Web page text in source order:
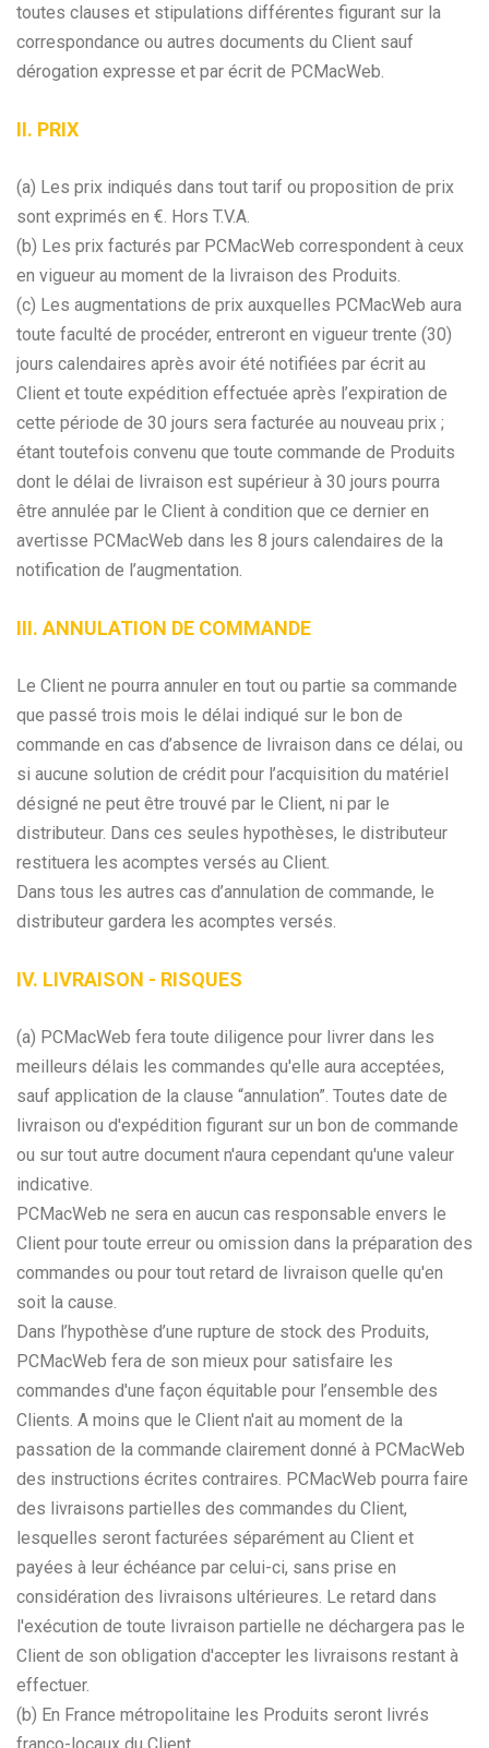
toutes clauses et stipulations différentes figurant sur la
correspondance ou autres documents du Client sauf
dérogation expresse et par écrit de PCMacWeb.
II. PRIX
(a) Les prix indiqués dans tout tarif ou proposition de prix
sont exprimés en €. Hors T.V.A.
(b) Les prix facturés par PCMacWeb correspondent à ceux
en vigueur au moment de la livraison des Produits.
(c) Les augmentations de prix auxquelles PCMacWeb aura
toute faculté de procéder, entreront en vigueur trente (30)
jours calendaires après avoir été notifiées par écrit au
Client et toute expédition effectuée après l’expiration de
cette période de 30 jours sera facturée au nouveau prix ;
étant toutefois convenu que toute commande de Produits
dont le délai de livraison est supérieur à 30 jours pourra
être annulée par le Client à condition que ce dernier en
avertisse PCMacWeb dans les 8 jours calendaires de la
notification de l’augmentation.
III. ANNULATION DE COMMANDE
Le Client ne pourra annuler en tout ou partie sa commande
que passé trois mois le délai indiqué sur le bon de
commande en cas d’absence de livraison dans ce délai, ou
si aucune solution de crédit pour l’acquisition du matériel
désigné ne peut être trouvé par le Client, ni par le
distributeur. Dans ces seules hypothèses, le distributeur
restituera les acomptes versés au Client.
Dans tous les autres cas d’annulation de commande, le
distributeur gardera les acomptes versés.
IV. LIVRAISON - RISQUES
(a) PCMacWeb fera toute diligence pour livrer dans les
meilleurs délais les commandes qu'elle aura acceptées,
sauf application de la clause “annulation”. Toutes date de
livraison ou d'expédition figurant sur un bon de commande
ou sur tout autre document n'aura cependant qu'une valeur
indicative.
PCMacWeb ne sera en aucun cas responsable envers le
Client pour toute erreur ou omission dans la préparation des
commandes ou pour tout retard de livraison quelle qu'en
soit la cause.
Dans l’hypothèse d’une rupture de stock des Produits,
PCMacWeb fera de son mieux pour satisfaire les
commandes d'une façon équitable pour l’ensemble des
Clients. A moins que le Client n'ait au moment de la
passation de la commande clairement donné à PCMacWeb
des instructions écrites contraires. PCMacWeb pourra faire
des livraisons partielles des commandes du Client,
lesquelles seront facturées séparément au Client et
payées à leur échéance par celui-ci, sans prise en
considération des livraisons ultérieures. Le retard dans
l'exécution de toute livraison partielle ne déchargera pas le
Client de son obligation d'accepter les livraisons restant à
effectuer.
(b) En France métropolitaine les Produits seront livrés
franco-locaux du Client.